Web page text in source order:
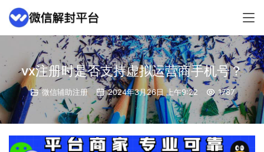
vx注册时是否支持虚拟运营商手机号？
微信辅助注册 2024年3月26日 上午9:22 1787